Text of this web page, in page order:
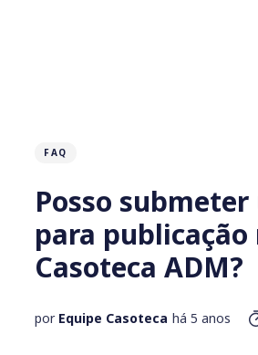
FAQ
Posso submeter
para publicação
Casoteca ADM?
por Equipe Casoteca há 5 anos